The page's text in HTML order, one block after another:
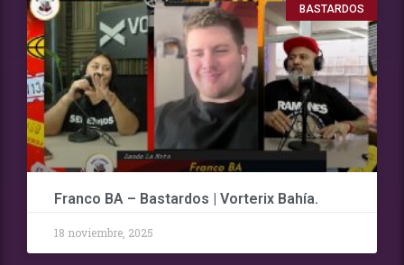
BASTARDOS
Franco BA – Bastardos | Vorterix Bahía.
18 noviembre, 2025